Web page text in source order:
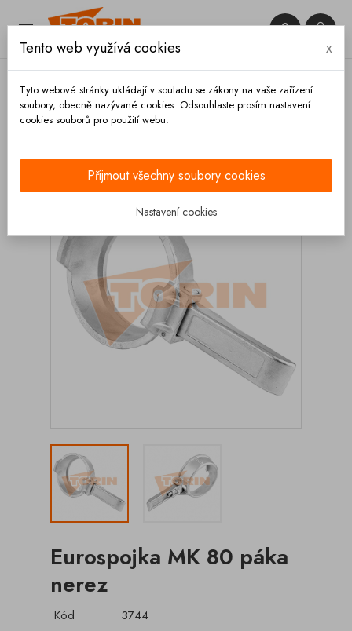
 

Eurospojka MK 80 páka
nerez
Kód
3744
Tento web využívá cookies x
Tyto webové stránky ukládají v souladu se zákony na vaše zařízení
soubory, obecně nazývané cookies. Odsouhlaste prosím nastavení
cookies souborů pro použití webu.
Přijmout všechny soubory cookies
Nastavení cookies